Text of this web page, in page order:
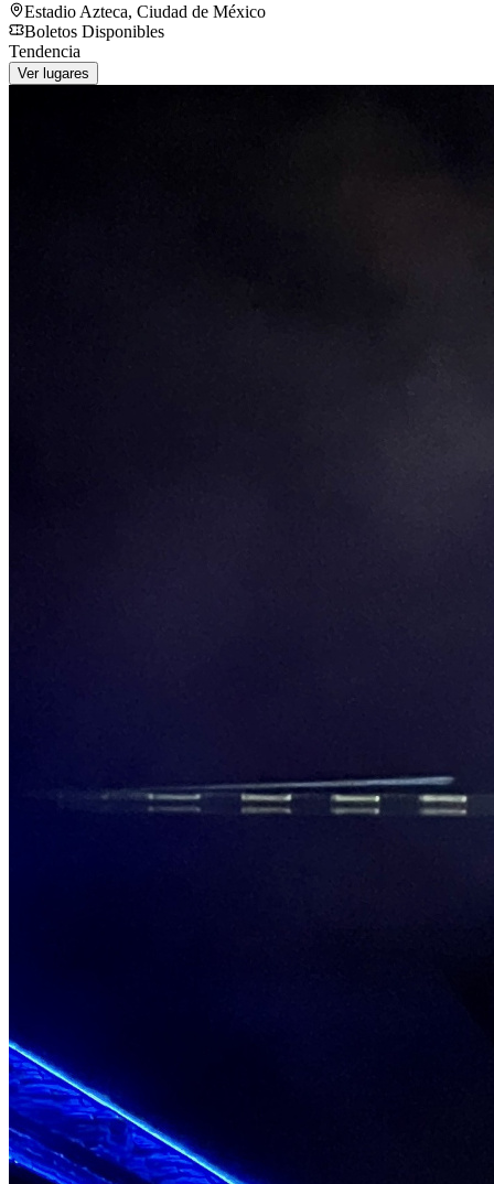
Estadio Azteca, Ciudad de México
Boletos Disponibles
Tendencia
Ver lugares